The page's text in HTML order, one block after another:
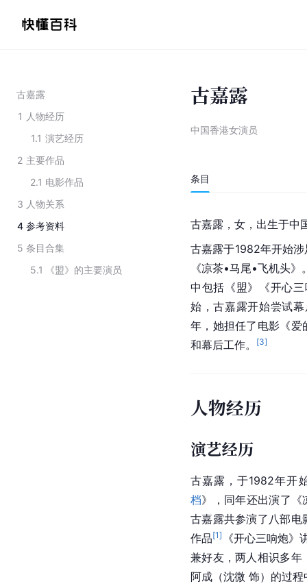
古嘉露
1 人物经历
1.1 演艺经历
2 主要作品
2.1 电影作品
3 人物关系
4 参考资料
5 条目合集
5.1
《盟》的主要演员
古嘉露
中国香港女演员
条目
古嘉露，女，出生于中
古嘉露于1982年开始
《凉茶•马尾•飞机头
中包括《盟》《开心
始，古嘉露开始尝试
年，她担任了电影《爱
和幕后工作。
[3]
人物经历
演艺经历
古嘉露，于1982年开
档》，同年还出演了《
古嘉露共参演了八部
作品[1]
《开心三响炮》
兼好友，两人相识多年
阿成（沈微 饰）的过